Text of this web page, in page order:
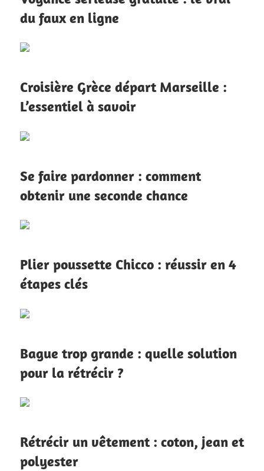
du faux en ligne
Croisière Grèce départ Marseille :
L’essentiel à savoir
Se faire pardonner : comment
obtenir une seconde chance
Plier poussette Chicco : réussir en 4
étapes clés
Bague trop grande : quelle solution
pour la rétrécir ?
Rétrécir un vêtement : coton, jean et
polyester